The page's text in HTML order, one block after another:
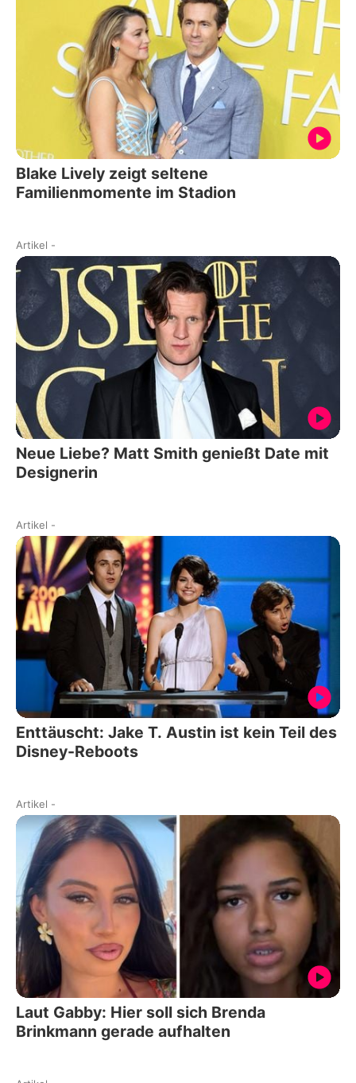
Blake Lively zeigt seltene
Familienmomente im Stadion
Artikel -
Neue Liebe? Matt Smith genießt Date mit
Designerin
Artikel -
Enttäuscht: Jake T. Austin ist kein Teil des
Disney-Reboots
Artikel -
Laut Gabby: Hier soll sich Brenda
Brinkmann gerade aufhalten